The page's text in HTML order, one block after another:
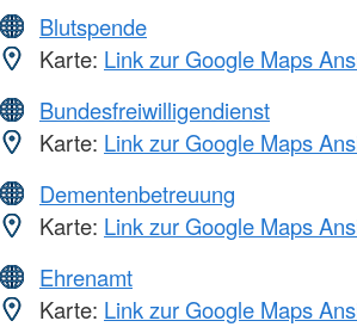
Blutspende
Karte: Link zur Google Maps
Bundesfreiwilligendienst
Karte: Link zur Google Maps
Dementenbetreuung
Karte: Link zur Google Maps
Ehrenamt
Karte: Link zur Google Maps